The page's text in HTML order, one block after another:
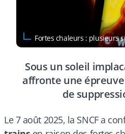
Fortes chaleurs : plusieurs
Sous un soleil
affronte une
de
Le 7 août 2025, la SNCF a